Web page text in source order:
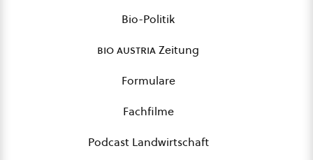
Bio-Politik
bio austriaZeitung
Formulare
Fachfilme
Podcast Landwirtschaft